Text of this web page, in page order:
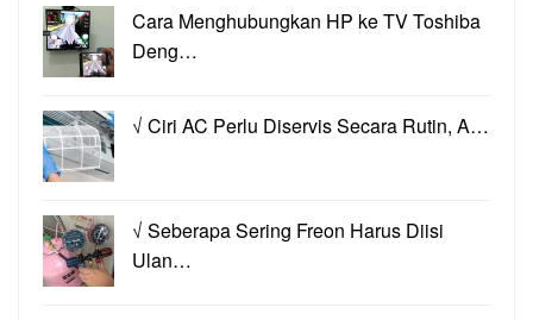
Cara Menghubungkan HP ke TV Toshiba
Deng…
√ Ciri AC Perlu Diservis Secara Rutin, A…
√ Seberapa Sering Freon Harus Diisi
Ulan…